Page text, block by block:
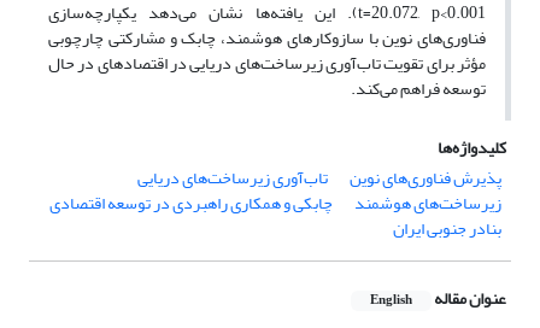
t=20.072, p<0.001). این یافته‌ها نشان می‌دهد یکپارچه‌سازی
فناوری‌های نوین با سازوکارهای هوشمند، چابک و مشارکتی چارچوبی
مؤثر برای تقویت تاب‌آوری زیرساخت‌های دریایی در اقتصادهای در حال
توسعه فراهم می‌کند.
کلیدواژه‌ها
پذیرش فناوری‌های نوین
تاب‌آوری زیرساخت‌های دریایی
زیرساخت‌های هوشمند چابکی و همکاری راهبردی در توسعه اقتصادی
بنادر جنوبی ایران
عنوان مقاله English